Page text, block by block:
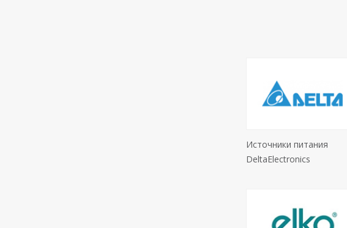
Источники питания
DeltaElectronics